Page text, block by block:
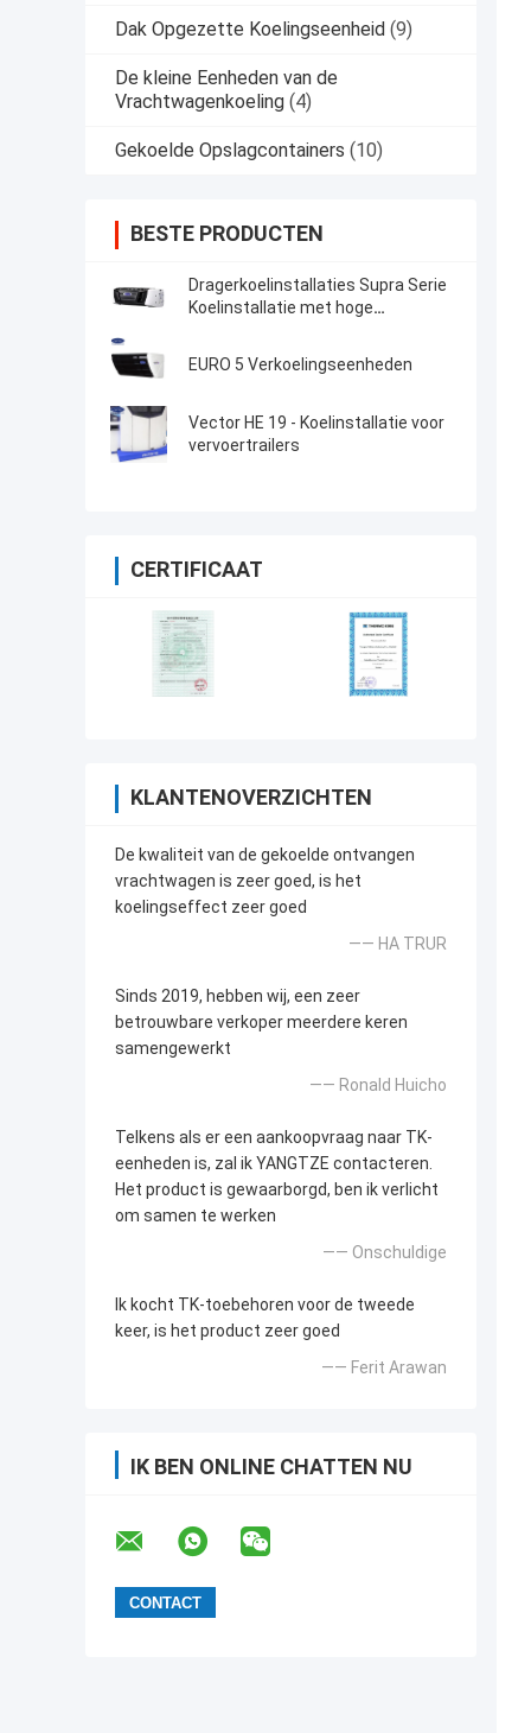
Dak Opgezette Koelingseenheid (9)
De kleine Eenheden van de
Vrachtwagenkoeling (4)
Gekoelde Opslagcontainers (10)
BESTE PRODUCTEN
Dragerkoelinstallaties Supra Serie
Koelinstallatie met hoge
robuust ontwerp
EURO 5 Verkoelingseenheden
Vector HE 19 - Koelinstallatie voor
vervoertrailers
CERTIFICAAT
KLANTENOVERZICHTEN
De kwaliteit van de gekoelde ontvangen
vrachtwagen is zeer goed, is het
koelingseffect zeer goed
—— HA TRUR
Sinds 2019, hebben wij, een zeer
betrouwbare verkoper meerdere keren
samengewerkt
—— Ronald Huicho
Telkens als er een aankoopvraag naar TK-
eenheden is, zal ik YANGTZE contacteren.
Het product is gewaarborgd, ben ik verlicht
om samen te werken
—— Onschuldige
Ik kocht TK-toebehoren voor de tweede
keer, is het product zeer goed
—— Ferit Arawan
IK BEN ONLINE CHATTEN NU